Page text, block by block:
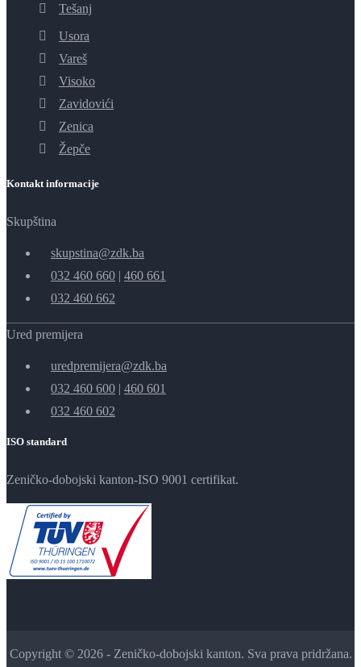
Tešanj
Usora
Vareš
Visoko
Zavidovići
Zenica
Žepče
Kontakt informacije
Skupština
skupstina@zdk.ba
032 460 660 | 460 661
032 460 662
Ured premijera
uredpremijera@zdk.ba
032 460 600 | 460 601
032 460 602
ISO standard
Zeničko-dobojski kanton-ISO 9001 certifikat.
Copyright © 2026 - Zeničko-dobojski kanton. Sva prava pridržana.